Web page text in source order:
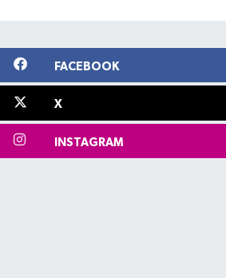
FACEBOOK
X
INSTAGRAM